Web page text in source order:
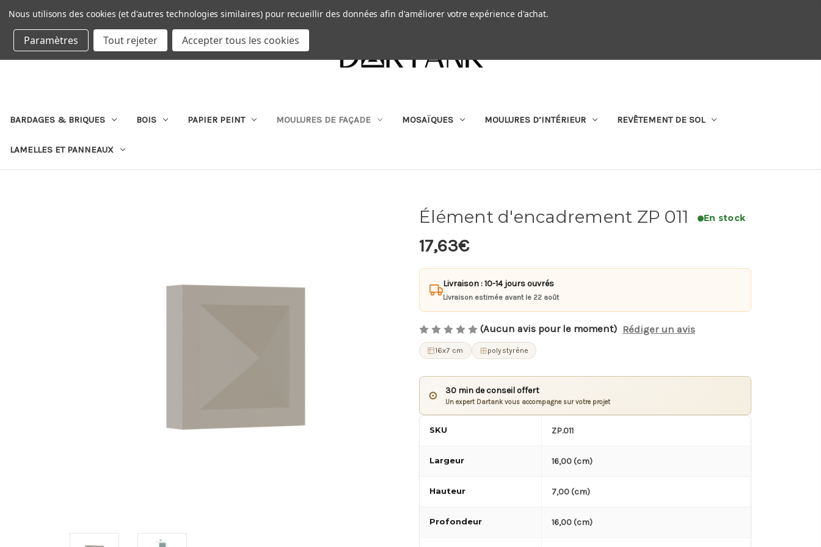
DEVISE : EUR
| RECHERCHER QUI SOMMES-NOUS
BARDAGES & BRIQUES BOIS PAPIER PEINT MOULURES DE FAÇADE MOSAÏQUES MOULURES D’INTÉRIEUR REVÊTEMENT DE SOL
LAMELLES ET PANNEAUX
Élément d'encadrement ZP 011 En stock
17,63€
Livraison : 10-14 jours ouvrés
Livraison estimée avant le 22 août
(Aucun avis pour le moment) Rédiger un avis
16x7 cm polystyrène
⊙ 30 min de conseil offert
Un expert Dartank vous accompagne sur votre projet
SKU ZP.011
Largeur 16,00 (cm)
Hauteur 7,00 (cm)
Profondeur 16,00 (cm)
Nous utilisons des cookies (et d'autres technologies similaires) pour recueillir des données afin d'améliorer votre expérience d'achat.
Paramètres Tout rejeter Accepter tous les cookies